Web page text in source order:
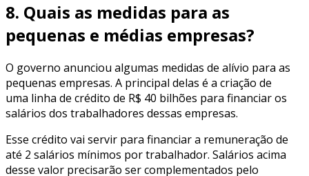
8. Quais as medidas para as
pequenas e médias empresas?
O governo anunciou algumas medidas de alívio para as
pequenas empresas. A principal delas é a criação de
uma linha de crédito de R$ 40 bilhões para financiar os
salários dos trabalhadores dessas empresas.
Esse crédito vai servir para financiar a remuneração de
até 2 salários mínimos por trabalhador. Salários acima
desse valor precisarão ser complementados pelo